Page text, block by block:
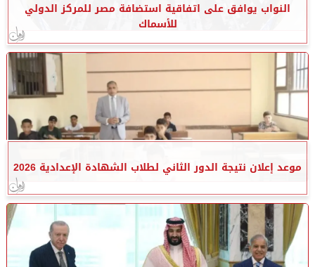
النواب يوافق على اتفاقية استضافة مصر للمركز الدولي
للأسماك
موعد إعلان نتيجة الدور الثاني لطلاب الشهادة الإعدادية 2026